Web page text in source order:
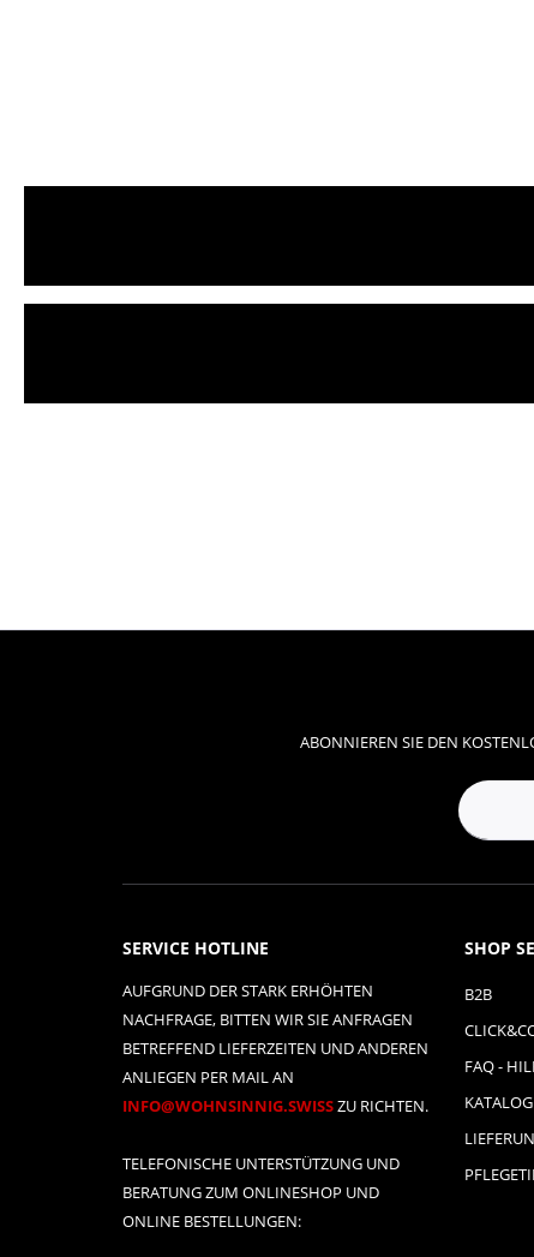
ABONNIEREN SIE DEN
SERVICE HOTLINE
AUFGRUND DER STARK ERHÖHTEN
NACHFRAGE, BITTEN WIR SIE ANFRAGEN
BETREFFEND LIEFERZEITEN UND ANDEREN
ANLIEGEN PER MAIL AN
INFO@WOHNSINNIG.SWISSZU RICHTEN.
TELEFONISCHE UNTERSTÜTZUNG UND
BERATUNG ZUM ONLINESHOP UND
ONLINE BESTELLUNGEN:
SHOP
B2B
FAQ -
KATALOG